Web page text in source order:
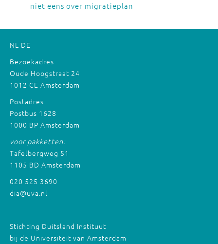
niet eens over migratieplan
NL DE
Bezoekadres
Oude Hoogstraat 24
1012 CE Amsterdam
Postadres
Postbus 1628
1000 BP Amsterdam
voor pakketten:
Tafelbergweg 51
1105 BD Amsterdam
020 525 3690
dia@uva.nl
Stichting Duitsland Instituut
bij de Universiteit van Amsterdam